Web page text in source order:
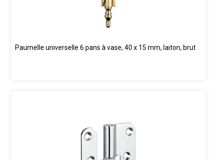
Paumelle universelle 6 pans à vase, 40 x 15 mm, laiton, brut